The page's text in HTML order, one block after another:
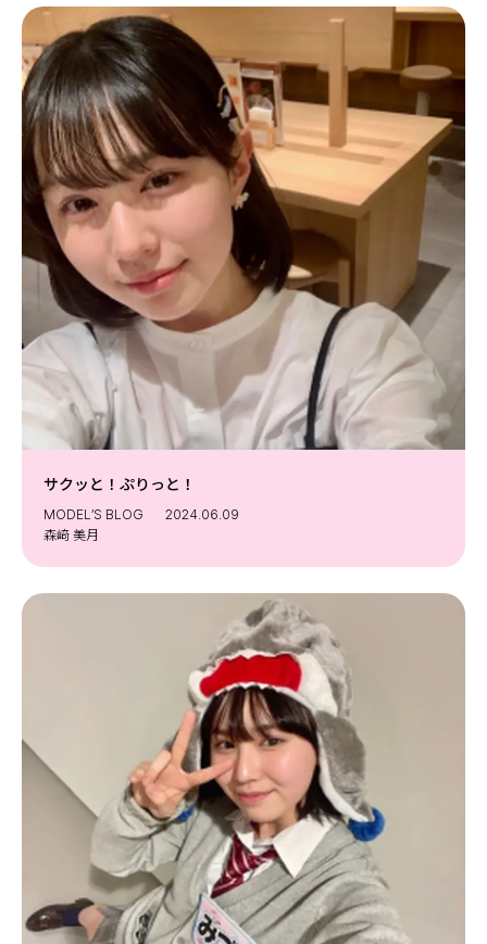
サクッと！ぷりっと！
MODEL’S BLOG
2024.06.09
森﨑 美月